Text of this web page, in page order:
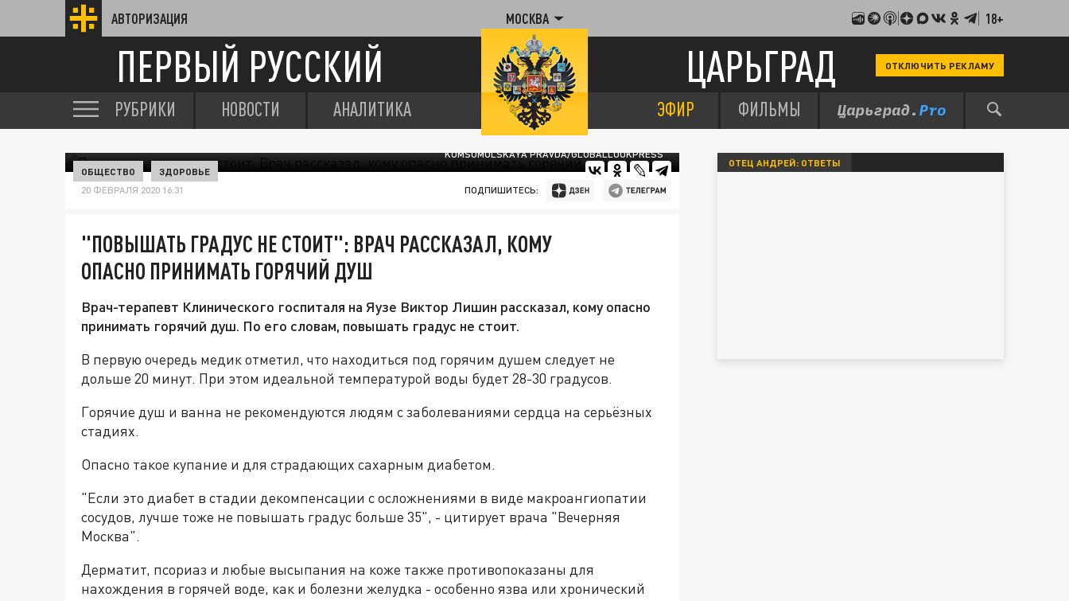
АВТОРИЗАЦИЯ МОСКВА 18+
ПЕРВЫЙ РУССКИЙ ЦАРЬГРАД ОТКЛЮЧИТЬ РЕКЛАМУ
РУБРИКИ НОВОСТИ АНАЛИТИКА ЭФИР ФИЛЬМЫ
KOMSOMOLSKAYA PRAVDA/GLOBALLOOKPRESS
ОБЩЕСТВО ЗДОРОВЬЕ
20 ФЕВРАЛЯ 2020 16:31 ПОДПИШИТЕСЬ:
"ПОВЫШАТЬ ГРАДУС НЕ СТОИТ": ВРАЧ РАССКАЗАЛ, КОМУ
ОПАСНО ПРИНИМАТЬ ГОРЯЧИЙ ДУШ
Врач-терапевт Клинического госпиталя на Яузе Виктор Лишин рассказал, кому опасно
принимать горячий душ. По его словам, повышать градус не стоит.
В первую очередь медик отметил, что находиться под горячим душем следует не
дольше 20 минут. При этом идеальной температурой воды будет 28-30 градусов.
Горячие душ и ванна не рекомендуются людям с заболеваниями сердца на серьёзных
стадиях.
Опасно такое купание и для страдающих сахарным диабетом.
"Если это диабет в стадии декомпенсации с осложнениями в виде макроангиопатии
сосудов, лучше тоже не повышать градус больше 35", - цитирует врача "Вечерняя
Москва".
Дерматит, псориаз и любые высыпания на коже также противопоказаны для
нахождения в горячей воде, как и болезни желудка - особенно язва или хронический
ОТЕЦ АНДРЕЙ: ОТВЕТЫ